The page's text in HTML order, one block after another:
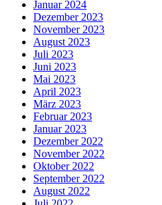
Januar 2024
Dezember 2023
November 2023
August 2023
Juli 2023
Juni 2023
Mai 2023
April 2023
März 2023
Februar 2023
Januar 2023
Dezember 2022
November 2022
Oktober 2022
September 2022
August 2022